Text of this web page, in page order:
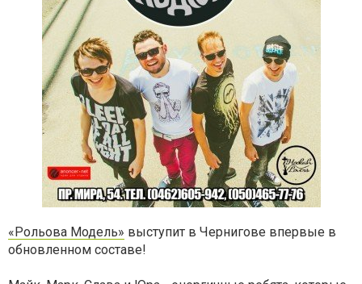
«Рольова Модель» выступит в Чернигове впервые в
обновленном составе!